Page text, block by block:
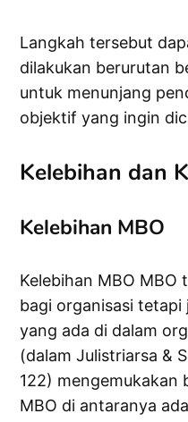
Langkah tersebut
dilakukan berurutan
untuk menunjang
objektif yang ingin
Kelebihan dan
Kelebihan MBO
Kelebihan MBO
bagi organisasi tetapi
yang ada di dalam
(dalam Julistriarsa &
122) mengemukakan
MBO di antaranya